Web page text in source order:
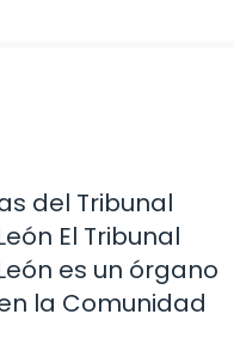
del Tribunal
El Tribunal
es un órgano
la Comunidad